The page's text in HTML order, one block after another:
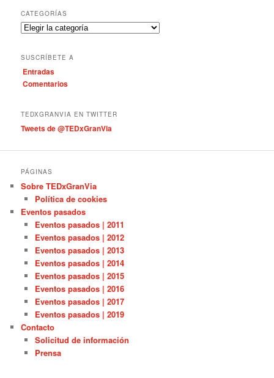
c
a
r
CATEGORÍAS
C
e
g
o
a
s
SUSCRÍBETE A
Entradas
Comentarios
TEDXGRANVIA EN TWITTER
Tweets de @TEDxGranVia
PÁGINAS
Sobre TEDxGranVia
Política de cookies
Eventos pasados
Eventos pasados | 2011
Eventos pasados | 2012
Eventos pasados | 2013
Eventos pasados | 2014
Eventos pasados | 2015
Eventos pasados | 2016
Eventos pasados | 2017
Eventos pasados | 2019
Contacto
Solicitud de información
Prensa